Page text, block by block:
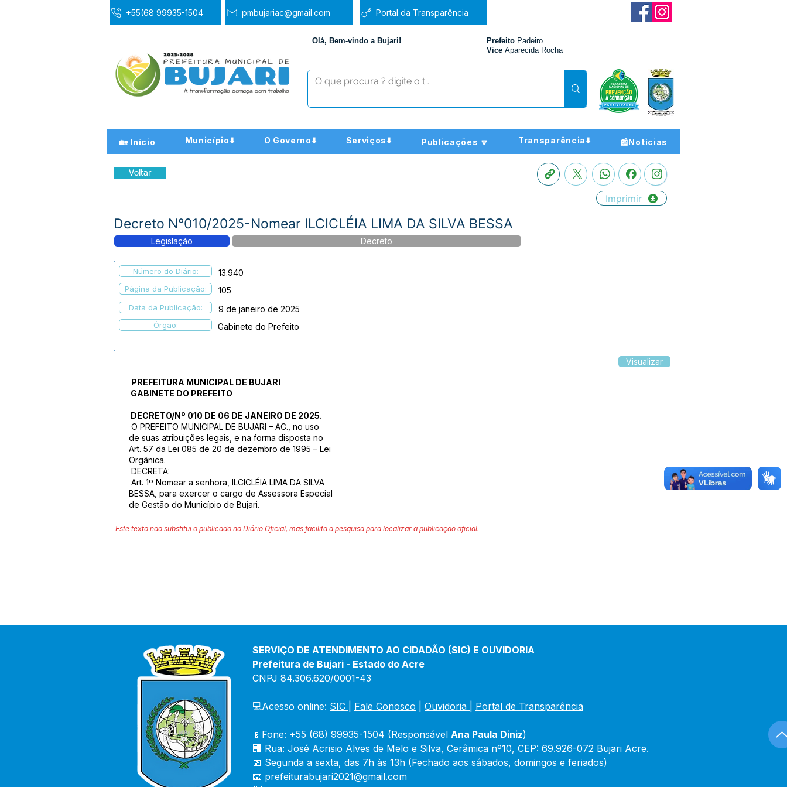
+55(68 99935-1504 pmbujariac@gmail.com Portal da Transparência
Olá, Bem-vindo a Bujari! Prefeito Padeiro
Vice Aparecida Rocha
🏡 Início Município⬇️ O Governo⬇️ Serviços⬇️ Publicações 🔽 Transparência⬇️ 📰Notícias
Voltar
Imprimir
Decreto N°010/2025-Nomear ILCICLÉIA LIMA DA SILVA BESSA
Legislação Decreto
Número do Diário: 13.940
Página da Publicação: 105
Data da Publicação: 9 de janeiro de 2025
Órgão: Gabinete do Prefeito
Visualizar
PREFEITURA MUNICIPAL DE BUJARI
GABINETE DO PREFEITO
DECRETO/Nº 010 DE 06 DE JANEIRO DE 2025.
O PREFEITO MUNICIPAL DE BUJARI – AC., no uso
de suas atribuições legais, e na forma disposta no
Art. 57 da Lei 085 de 20 de dezembro de 1995 – Lei
Orgânica.
DECRETA:
Art. 1º Nomear a senhora, ILCICLÉIA LIMA DA SILVA
BESSA, para exercer o cargo de Assessora Especial
de Gestão do Município de Bujari.
Este texto não substitui o publicado no Diário Oficial, mas facilita a pesquisa para localizar a publicação oficial.
SERVIÇO DE ATENDIMENTO AO CIDADÃO (SIC) E OUVIDORIA
Prefeitura de Bujari - Estado do Acre
CNPJ 84.306.620/0001-43
💻Acesso online: SIC Fale Conosco Ouvidoria Portal de Transparência
📱Fone: +55 (68) 99935-1504 (Responsável Ana Paula Diniz)
🏢 Rua: José Acrisio Alves de Melo e Silva, Cerâmica nº10, CEP: 69.926-072 Bujari Acre.
📅 Segunda a sexta, das 7h às 13h (Fechado aos sábados, domingos e feriados)
📧 prefeiturabujari2021@gmail.com